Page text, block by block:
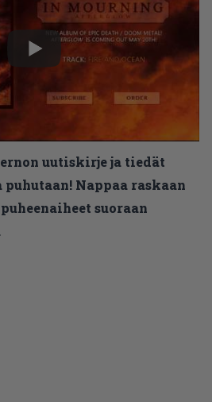
uutiskirje ja tiedät
Nappaa raskaan
suoraan